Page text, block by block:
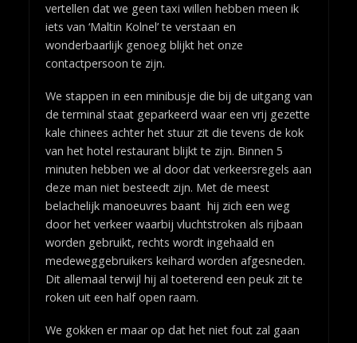
vertellen dat we geen taxi willen hebben meen ik
iets van ‘Maltin Kolnel’ te verstaan en
wonderbaarlijk genoeg blijkt het onze
contactpersoon te zijn.
We stappen in een minibusje die bij de uitgang van
de terminal staat geparkeerd waar een vrij gezette
kale chinees achter het stuur zit die tevens de kok
van het hotel restaurant blijkt te zijn. Binnen 5
minuten hebben we al door dat verkeersregels aan
deze man niet besteedt zijn. Met de meest
belachelijk manoeuvres baant hij zich een weg
door het verkeer waarbij vluchtstroken als rijbaan
worden gebruikt, rechts wordt ingehaald en
medeweggebruikers keihard worden afgesneden.
Dit allemaal terwijl hij al toeterend een peuk zit te
roken uit een half open raam.
We gokken er maar op dat het niet fout zal gaan